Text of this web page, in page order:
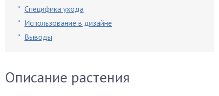
Специфика ухода
Использование в дизайне
Выводы
Описание растения